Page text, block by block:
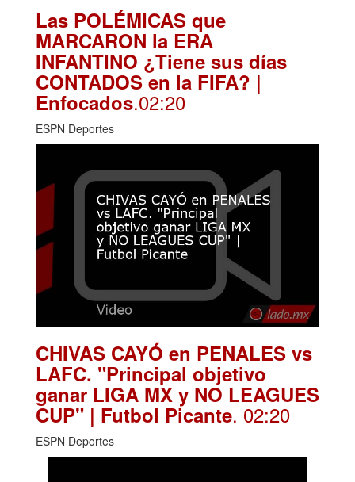
Las POLÉMICAS que
MARCARON la ERA
INFANTINO ¿Tiene sus días
CONTADOS en la FIFA? |
Enfocados.02:20
ESPN Deportes
CHIVAS CAYÓ en PENALES vs
LAFC. "Principal objetivo
ganar LIGA MX y NO LEAGUES
CUP" | Futbol Picante. 02:20
ESPN Deportes